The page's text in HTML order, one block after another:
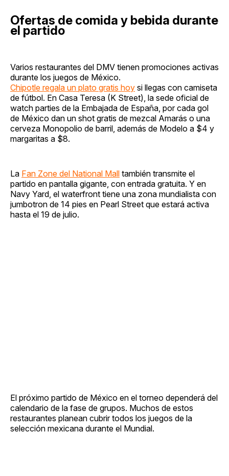
Ofertas de comida y bebida durante
el partido
Varios restaurantes del DMV tienen promociones activas
durante los juegos de México.
Chipotle regala un plato gratis hoy si llegas con camiseta
de fútbol. En Casa Teresa (K Street), la sede oficial de
watch parties de la Embajada de España, por cada gol
de México dan un shot gratis de mezcal Amarás o una
cerveza Monopolio de barril, además de Modelo a $4 y
margaritas a $8.
La Fan Zone del National Mall también transmite el
partido en pantalla gigante, con entrada gratuita. Y en
Navy Yard, el waterfront tiene una zona mundialista con
jumbotron de 14 pies en Pearl Street que estará activa
hasta el 19 de julio.
El próximo partido de México en el torneo dependerá del
calendario de la fase de grupos. Muchos de estos
restaurantes planean cubrir todos los juegos de la
selección mexicana durante el Mundial.